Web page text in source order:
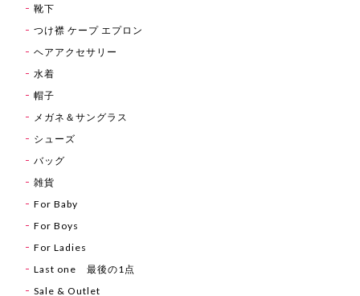
靴下
つけ襟 ケープ エプロン
ヘアアクセサリー
水着
帽子
メガネ＆サングラス
シューズ
バッグ
雑貨
For Baby
For Boys
For Ladies
Last one 最後の1点
Sale & Outlet